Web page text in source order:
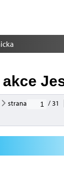
strana / 31